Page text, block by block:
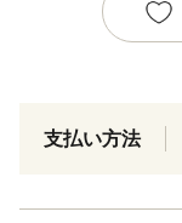
支払い方法